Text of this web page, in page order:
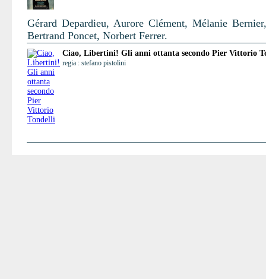
Gérard Depardieu, Aurore Clément, Mélanie
Bertrand Poncet, Norbert Ferrer.
Ciao, Libertini! Gli anni ottanta secondo Pier Vittorio
regia : stefano pistolini